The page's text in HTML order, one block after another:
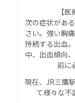
【医
次の症状があ
さい。強い胸
持続する出血
中、出血傾向
前に
現在、JR三鷹
て様々な不